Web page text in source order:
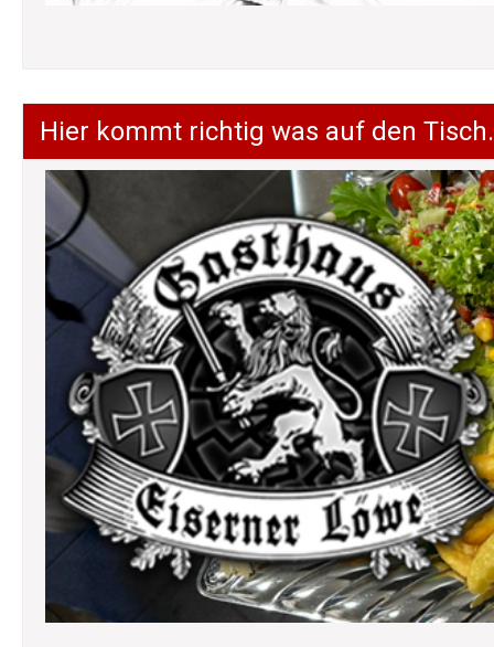
Hier kommt richtig was auf den Tisch.